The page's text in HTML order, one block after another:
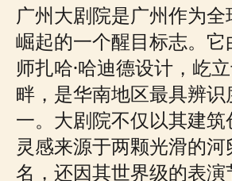
广州大剧院是广州作为
崛起的一个醒目标志。
师扎哈·哈迪德设计，屹
畔，是华南地区最具辨识
一。大剧院不仅以其建
灵感来源于两颗光滑的
名，还因其世界级的表演